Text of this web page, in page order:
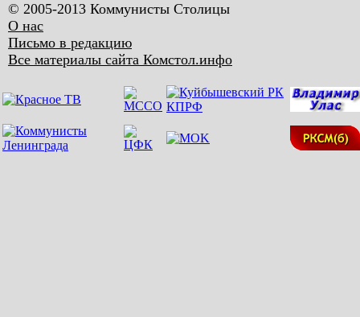
© 2005-2013 Коммунисты Столицы
О нас
Письмо в редакцию
Все материалы сайта Комстол.инфо